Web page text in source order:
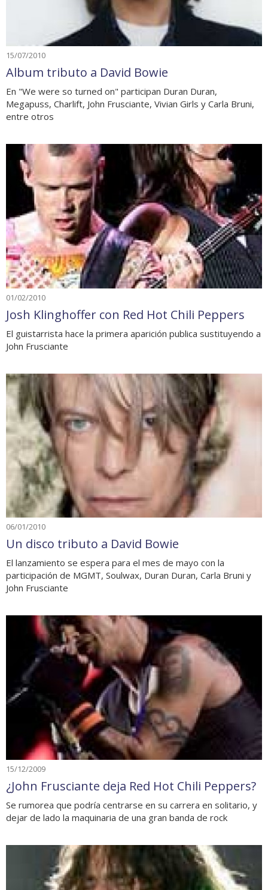
15/07/2010
Album tributo a David Bowie
En "We were so turned on" participan Duran Duran,
Megapuss, Charlift, John Frusciante, Vivian Girls y Carla Bruni,
entre otros
01/02/2010
Josh Klinghoffer con Red Hot Chili Peppers
El guistarrista hace la primera aparición publica sustituyendo a
John Frusciante
06/01/2010
Un disco tributo a David Bowie
El lanzamiento se espera para el mes de mayo con la
participación de MGMT, Soulwax, Duran Duran, Carla Bruni y
John Frusciante
15/12/2009
¿John Frusciante deja Red Hot Chili Peppers?
Se rumorea que podría centrarse en su carrera en solitario, y
dejar de lado la maquinaria de una gran banda de rock